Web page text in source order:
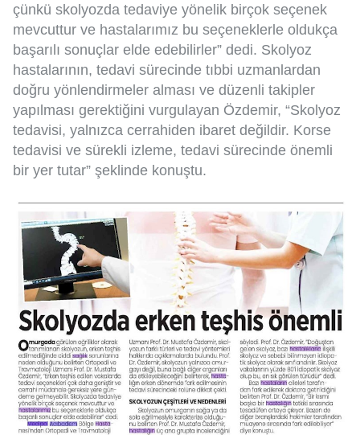
çünkü skolyozda tedaviye yönelik birçok seçenek
mevcuttur ve hastalarımız bu seçeneklerle oldukça
başarılı sonuçlar elde edebilirler” dedi. Skolyoz
hastalarının, tedavi sürecinde tıbbi uzmanlardan
doğru yönlendirmeler alması ve düzenli takipler
yapılması gerektiğini vurgulayan Özdemir, “Skolyoz
tedavisi, yalnızca cerrahiden ibaret değildir. Korse
tedavisi ve sürekli izleme, tedavi sürecinde önemli
bir yer tutar” şeklinde konuştu.